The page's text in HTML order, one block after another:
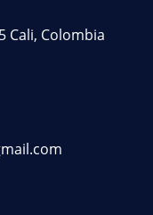
Cali, Colombia